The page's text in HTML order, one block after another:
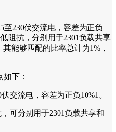
至230伏交流电，容差为正负
阻抗，分别用于2301负载共享
能够匹配的比率总计为1%，
如下：
交流电，容差为正负10%1。
可分别用于2301负载共享和